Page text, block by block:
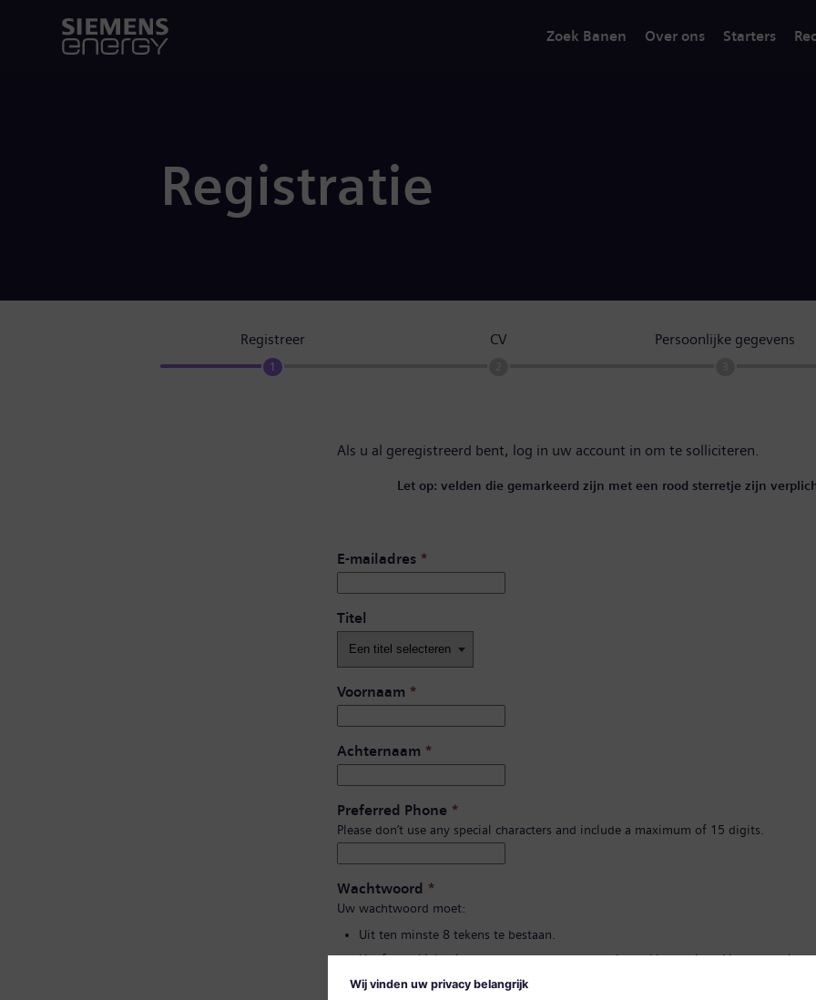
Zoek Banen Over ons Starters
Registratie
Registreer
1
CV Persoonlijke gegevens
Als u al geregistreerd bent, log in uw account in om te solliciteren.
Let op: velden die gemarkeerd zijn met een rood sterretje zijn
E-mailadres *
Titel
Voornaam *
Achternaam *
Preferred Phone *
Please don’t use any special characters and include a maximum of 15 digits.
Wachtwoord *
Uw wachtwoord moet:
Uit ten minste 8 tekens te bestaan.
Hoofd- en kleine letters te bevatten, en ten minste één getal en één symbool.
Geen van uw persoonlijke gegevens te bevatten.